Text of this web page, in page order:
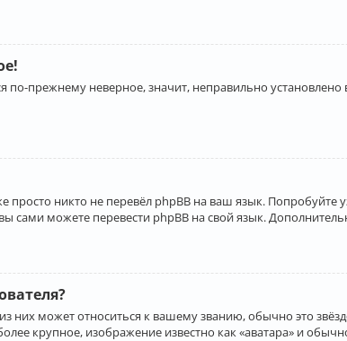
прежнему неверное, значит, неправильно
никто не перевёл phpBB на ваш язык. Попробуйте
сами можете перевести phpBB на свой язык.
них может относиться к вашему званию, обычно это
крупное, изображение известно как «аватара» и